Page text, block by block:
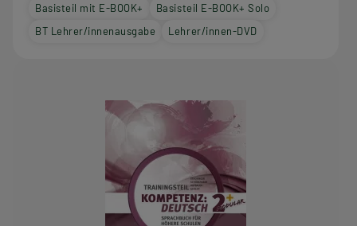
Basisteil mit E-BOOK+
Basisteil E-BOOK+ Solo
BT Lehrer/innenausgabe
Lehrer/innen-DVD